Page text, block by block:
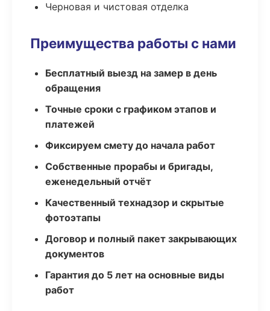
Черновая и чистовая отделка
Преимущества работы с нами
Бесплатный выезд на замер в день
обращения
Точные сроки с графиком этапов и
платежей
Фиксируем смету до начала работ
Собственные прорабы и бригады,
еженедельный отчёт
Качественный технадзор и скрытые
фотоэтапы
Договор и полный пакет закрывающих
документов
Гарантия до 5 лет на основные виды
работ